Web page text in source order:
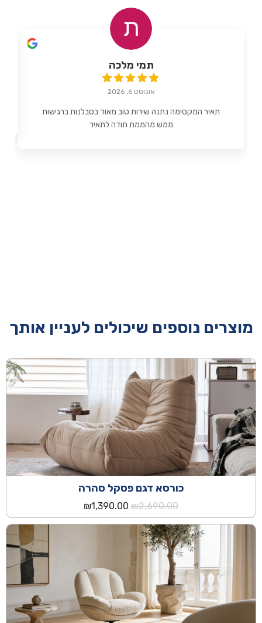
תמי מלכה
אוגוסט 6, 2026
תאיר המקסימה נתנה שירות טוב מאוד בסבלנות ברגישות
ממש מהממת תודה לתאיר
מוצרים נוספים שיכולים לעניין אותך
כורסא דגם פסקל סהרה
₪2,690.00
המחיר
המקורי
היה:
₪1,390.00
הנוכחי
הוא:
₪1,390.00.